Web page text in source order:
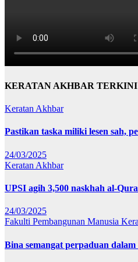
KERATAN AKHBAR TERKINI
Keratan Akhbar
Pastikan taska miliki lesen sah,
24/03/2025
Keratan Akhbar
UPSI agih 3,500 naskhah al-
24/03/2025
Fakulti Pembangunan Manusia
Bina semangat perpaduan